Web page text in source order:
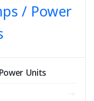
Units